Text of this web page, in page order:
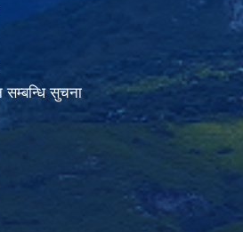
सम्बन्धि सुचना